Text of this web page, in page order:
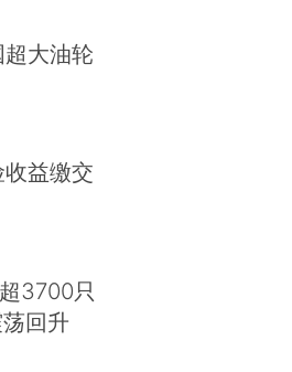
大油轮
益缴交
3700只
回升